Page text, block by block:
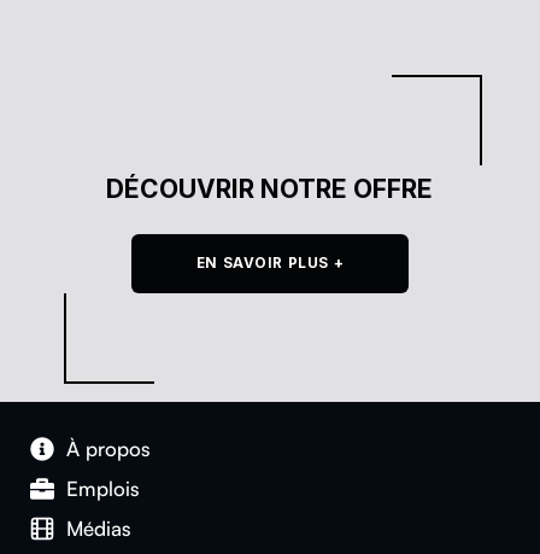
DÉCOUVRIR NOTRE OFFRE
EN SAVOIR PLUS +
À pro­pos
Emplois
Médias